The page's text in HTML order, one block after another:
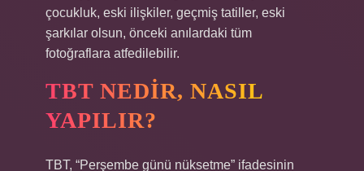
çocukluk, eski ilişkiler, geçmiş tatiller, eski
şarkılar olsun, önceki anılardaki tüm
fotoğraflara atfedilebilir.
TBT NEDIR, NASIL
YAPILIR?
TBT, “Perşembe günü nüksetme” ifadesinin